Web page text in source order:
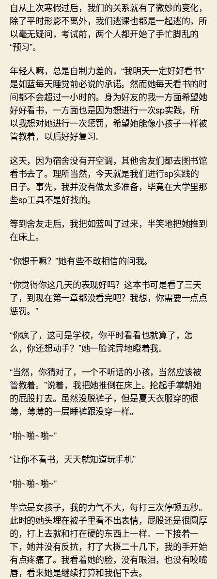
自从上次寒假过后，我们的关系就有了微妙的变化，
除了平时形影不离外，我们逃课也都是一起逃的，所
以毫无疑问，考试前，两个人都开始了手忙脚乱的
“预习”。
年轻人嘛，总是自制力差的，“我明天一定好好看书”
是如蓝每天睡觉前必说的承诺。然而她每天看书的时
间都不会超过一小时的。身为好友的我一方面希望她
好好看书，一方面也是因为想进行一次sp实践，所
以我想对她进行一次惩罚，希望她能像小孩子一样被
管教着，以后好好复习。
这天，因为宿舍没有开空调，其他舍友们都去图书馆
看书去了。理所当然，今天就是我们进行sp实践的
日子。事先，我并没有做太多准备，毕竟在大学里那
些sp工具不是好找的。
等到舍友走后，我把如蓝叫了过来，半笑地把她推到
在床上。
“你想干嘛？”她有些不敢相信的问我。
“你觉得你这几天的表现好吗？这本书可是看了三天
了，到现在第一章都没看完吧？我想，你需要一点点
惩罚。”
“你疯了，这可是学校，你平时看看也就算了，怎
么，你还想动手？”她一脸诧异地瞪着我。
“当然，你猜对了，一个不听话的小孩，当然应该被
管教着。”说着，我把她推倒在床上。抡起手掌朝她
的屁股打去。虽然没脱裤子，但是夏天衣服穿的很
薄，薄薄的一层睡裤跟没穿一样。
“啪~啪~啪~”
“让你不看书，天天就知道玩手机”
“啪~啪~啪~”
毕竟是女孩子，我的力气不大，每打三次停顿五秒。
此时的她头埋在被子里看不出表情，屁股还是很圆厚
的，打上去就和打在硬的东西上一样。一下接着一
下，她并没有反抗，打了大概二十几下，我的手开始
有点疼痛了。我看着她的脸，没有眼泪，也没有咬嘴
唇，看来她是继续打算和我倔下去。